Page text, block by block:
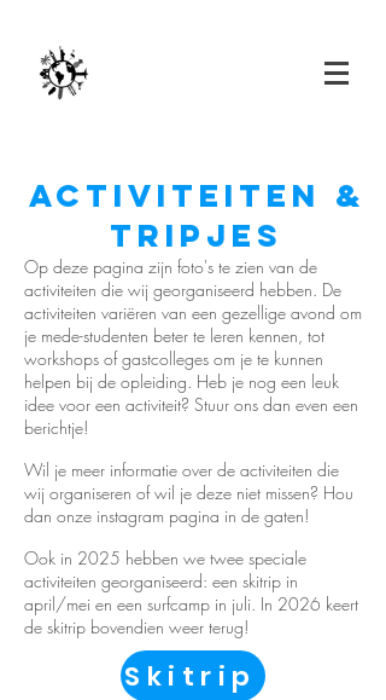
Activiteiten &
TRipjes
Op deze pagina zijn foto's te zien van de
activiteiten die wij georganiseerd hebben. De
activiteiten variëren van een gezellige avond om
je mede-studenten beter te leren kennen, tot
workshops of gastcolleges om je te kunnen
helpen bij de opleiding. Heb je nog een leuk
idee voor een activiteit? Stuur ons dan even een
berichtje!
Wil je meer informatie over de activiteiten die
wij organiseren of wil je deze niet missen? Hou
dan onze instagram pagina in de gaten!
Ook in 2025 hebben we twee speciale
activiteiten georganiseerd: een skitrip in
april/mei en een surfcamp in juli. In 2026 keert
de skitrip bovendien weer terug!
Skitrip